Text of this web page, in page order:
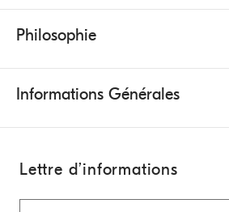
Philosophie
Informations Générales
Lettre d’informations